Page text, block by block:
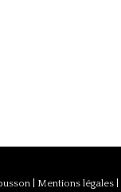
Mentions légales